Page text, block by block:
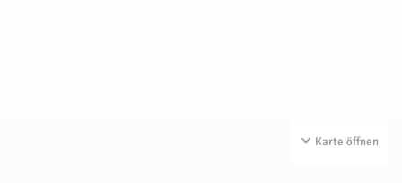
Karte öffnen